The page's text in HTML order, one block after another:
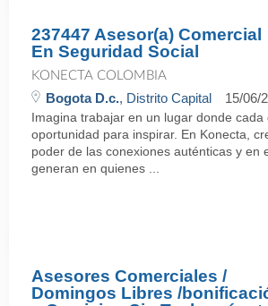
237447 Asesor(a) Comercial
En Seguridad Social
KONECTA COLOMBIA
Bogota D.c., Distrito Capital 15/06/
Imagina trabajar en un lugar donde cada
oportunidad para inspirar. En Konecta,
poder de las conexiones auténticas y en
generan en quienes ...
Asesores Comerciales /
Domingos Libres /